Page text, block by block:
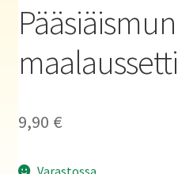
maalaussetti
9,90 €
Varastossa